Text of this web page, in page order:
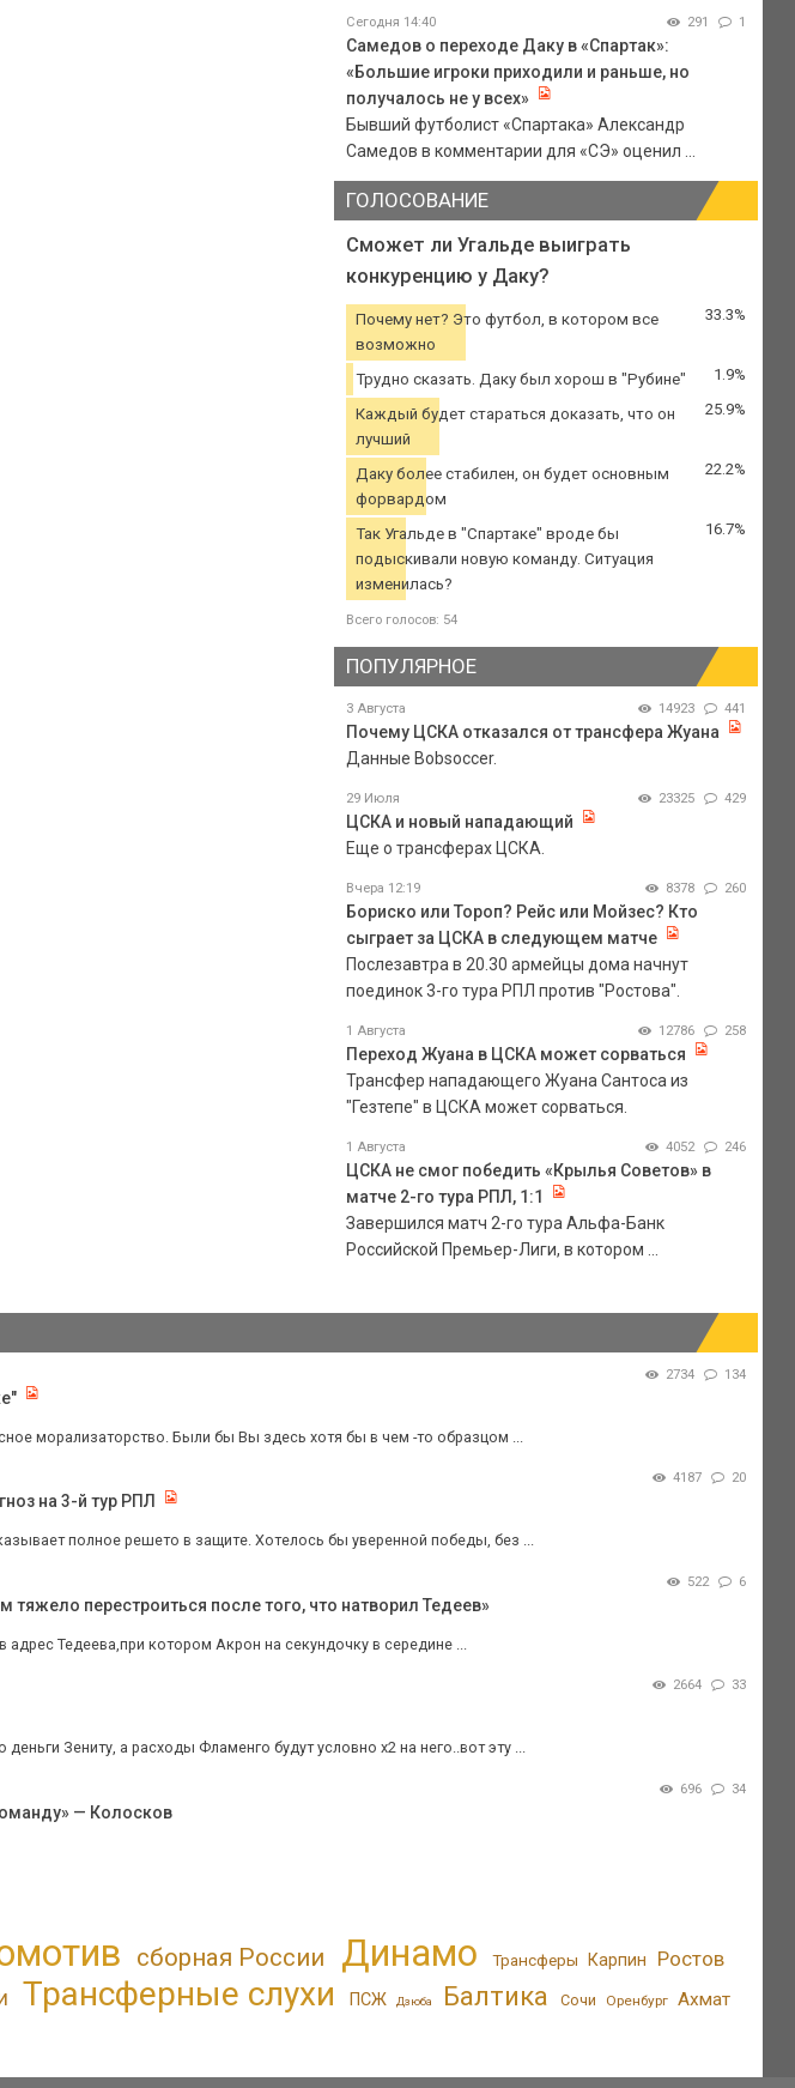
Сегодня 14:40 291 1
Самедов о переходе Даку в «Спартак»:
«Большие игроки приходили и раньше, но
получалось не у всех»
Бывший футболист «Спартака» Александр
Самедов в комментарии для «СЭ» оценил ...
ГОЛОСОВАНИЕ
Сможет ли Угальде выиграть
конкуренцию у Даку?
Почему нет? Это футбол, в котором все
возможно
33.3%
Трудно сказать. Даку был хорош в "Рубине" 1.9%
Каждый будет стараться доказать, что он
лучший
25.9%
Даку более стабилен, он будет основным
форвардом
22.2%
Так Угальде в "Спартаке" вроде бы
подыскивали новую команду. Ситуация
изменилась?
16.7%
Всего голосов: 54
ПОПУЛЯРНОЕ
3 Августа 14923 441
Почему ЦСКА отказался от трансфера Жуана
Данные Bobsoccer.
29 Июля 23325 429
ЦСКА и новый нападающий
Еще о трансферах ЦСКА.
Вчера 12:19 8378 260
Бориско или Тороп? Рейс или Мойзес? Кто
сыграет за ЦСКА в следующем матче
Послезавтра в 20.30 армейцы дома начнут
поединок 3-го тура РПЛ против "Ростова".
1 Августа 12786 258
Переход Жуана в ЦСКА может сорваться
Трансфер нападающего Жуана Сантоса из
"Гезтепе" в ЦСКА может сорваться.
1 Августа 4052 246
ЦСКА не смог победить «Крылья Советов» в
матче 2-го тура РПЛ, 1:1
Завершился матч 2-го тура Альфа-Банк
Российской Премьер-Лиги, в котором ...
2734 134
морализаторство. Были бы Вы здесь хотя бы в чем -то образцом ...
4187 20
на 3-й тур РПЛ
полное решето в защите. Хотелось бы уверенной победы, без ...
522 6
перестроиться после того, что натворил Тедеев»
Тедеева,при котором Акрон на секундочку в середине ...
2664 33
Зениту, а расходы Фламенго будут условно х2 на него..вот эту ...
696 34
— Колосков
сборная России Динамо Трансферы Карпин Ростов
Трансферные слухи ПСЖ Дзюба Балтика Сочи Оренбург Ахмат